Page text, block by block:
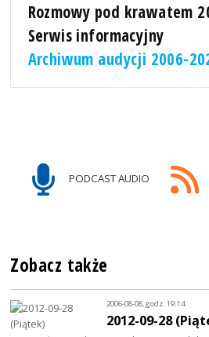
Rozmowy pod krawatem
Serwis informacyjny
Archiwum audycji 2006-
PODCAST AUDIO
Zobacz także
2006-08-08, godz. 19:14
2012-09-28